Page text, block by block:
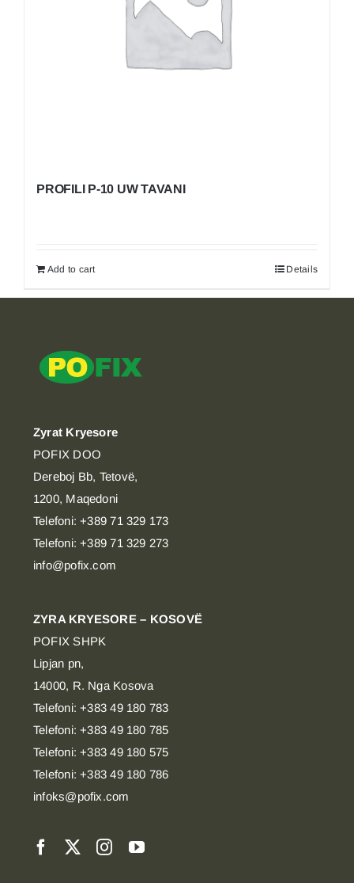
PROFILI P-10 UW TAVANI
Add to cart Details
Zyrat Kryesore
POFIX DOO
Dereboj Bb, Tetovë,
1200, Maqedoni
Telefoni: +389 71 329 173
Telefoni: +389 71 329 273
info@pofix.com
ZYRA KRYESORE – KOSOVË
POFIX SHPK
Lipjan pn,
14000, R. Nga Kosova
Telefoni: +383 49 180 783
Telefoni: +383 49 180 785
Telefoni: +383 49 180 575
Telefoni: +383 49 180 786
infoks@pofix.com